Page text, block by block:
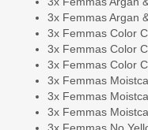
3x Femmas Argan
3x Femmas Color
3x Femmas Color
3x Femmas Color
3x Femmas
3x Femmas
3x Femmas